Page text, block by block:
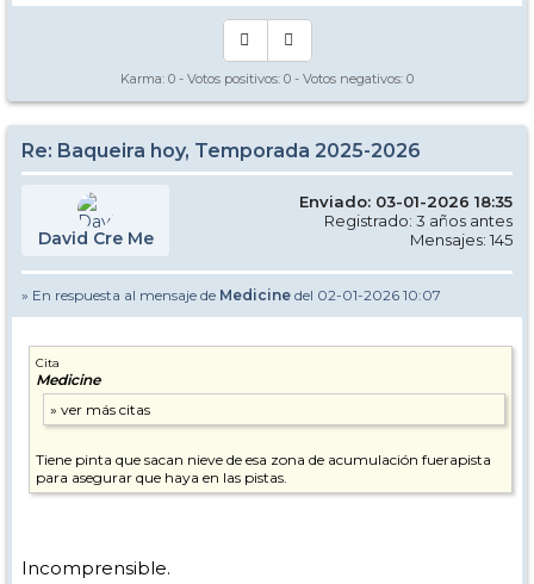
Karma: 0 - Votos positivos: 0 - Votos negativos: 0
Re: Baqueira hoy, Temporada 2025-2026
David Cre Me
Enviado: 03-01-2026 18:35
Registrado: 3 años antes
Mensajes: 145
» En respuesta al mensaje de Medicine del 02-01-2026 10:07
Cita
Medicine
Tiene pinta que sacan nieve de esa zona de acumulación fuerapista
para asegurar que haya en las pistas.
Incomprensible.